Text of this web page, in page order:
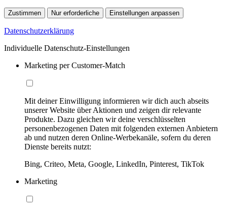
Zustimmen Nur erforderliche Einstellungen anpassen
Datenschutzerklärung
Individuelle Datenschutz-Einstellungen
Marketing per Customer-Match
Mit deiner Einwilligung informieren wir dich auch abseits
unserer Website über Aktionen und zeigen dir relevante
Produkte. Dazu gleichen wir deine verschlüsselten
personenbezogenen Daten mit folgenden externen Anbietern
ab und nutzen deren Online-Werbekanäle, sofern du deren
Dienste bereits nutzt:
Bing, Criteo, Meta, Google, LinkedIn, Pinterest, TikTok
Marketing